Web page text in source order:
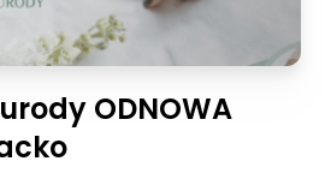
ODNOWA